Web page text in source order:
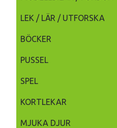
LEK / LÄR / UTFORSKA
BÖCKER
PUSSEL
SPEL
KORTLEKAR
MJUKA DJUR